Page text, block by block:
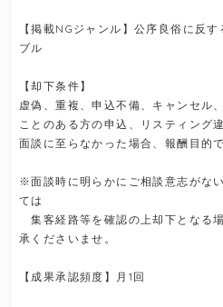
【掲載NGジャンル】公序良俗に反
ブル
【却下条件】
虚偽、重複、申込不備、キャンセル
ことのある方の申込、リスティング違
面談に至らなかった場合、報酬目的
※面談時に明らかにご相談意志がな
ては
集客経路等を確認の上却下となる
承くださいませ。
【成果承認頻度】月1回